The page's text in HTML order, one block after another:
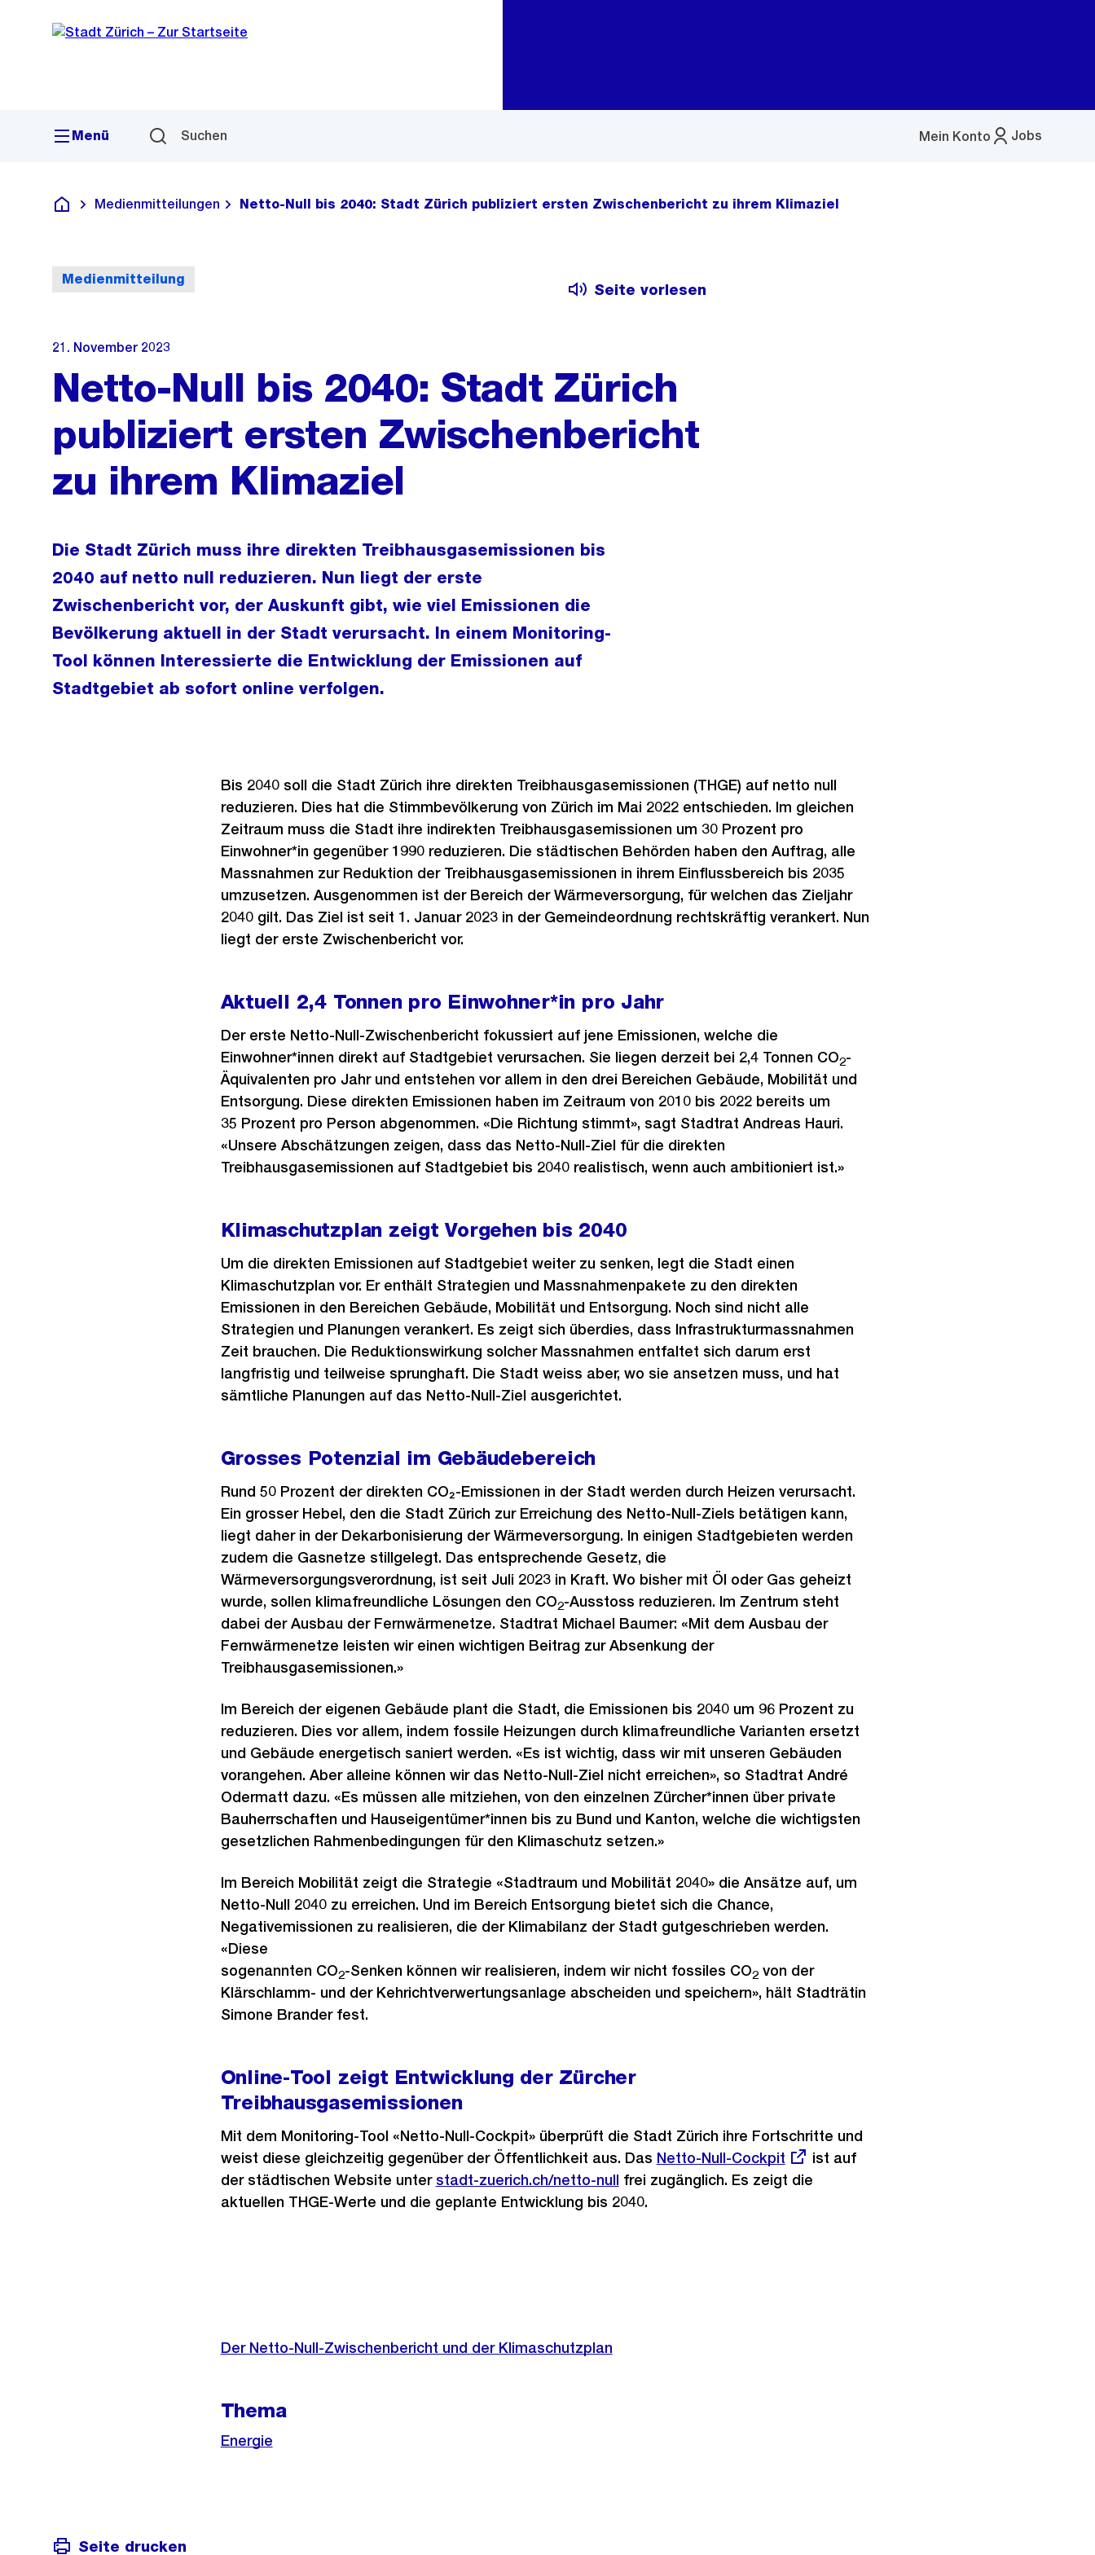
Navigation
Sprunglink
Menü Suchen Jobs
Mein Konto
Menü
Deutsch
Medienmitteilungen Netto-Null bis 2040: Stadt Zürich publiziert ersten Zwischenbericht zu ihrem Klimaziel
Medienmitteilung
Seite vorlesen
21. November 2023
Netto-Null bis 2040: Stadt Zürich
publiziert ersten Zwischenbericht
zu ihrem Klimaziel
Die Stadt Zürich muss ihre direkten Treibhausgasemissionen bis
2040 auf netto null reduzieren. Nun liegt der erste
Zwischenbericht vor, der Auskunft gibt, wie viel Emissionen die
Bevölkerung aktuell in der Stadt verursacht. In einem Monitoring-
Tool können Interessierte die Entwicklung der Emissionen auf
Stadtgebiet ab sofort online verfolgen.
Bis 2040 soll die Stadt Zürich ihre direkten Treibhausgasemissionen (THGE) auf netto null
reduzieren. Dies hat die Stimmbevölkerung von Zürich im Mai 2022 entschieden. Im gleichen
Zeitraum muss die Stadt ihre indirekten Treibhausgasemissionen um 30 Prozent pro
Einwohner*in gegenüber 1990 reduzieren. Die städtischen Behörden haben den Auftrag, alle
Massnahmen zur Reduktion der Treibhausgasemissionen in ihrem Einflussbereich bis 2035
umzusetzen. Ausgenommen ist der Bereich der Wärmeversorgung, für welchen das Zieljahr
2040 gilt. Das Ziel ist seit 1. Januar 2023 in der Gemeindeordnung rechtskräftig verankert. Nun
liegt der erste Zwischenbericht vor.
Aktuell 2,4 Tonnen pro Einwohner*in pro Jahr
Der erste Netto-Null-Zwischenbericht fokussiert auf jene Emissionen, welche die
Einwohner*innen direkt auf Stadtgebiet verursachen. Sie liegen derzeit bei 2,4 Tonnen CO2-
Äquivalenten pro Jahr und entstehen vor allem in den drei Bereichen Gebäude, Mobilität und
Entsorgung. Diese direkten Emissionen haben im Zeitraum von 2010 bis 2022 bereits um
35 Prozent pro Person abgenommen. «Die Richtung stimmt», sagt Stadtrat Andreas Hauri.
«Unsere Abschätzungen zeigen, dass das Netto-Null-Ziel für die direkten
Treibhausgasemissionen auf Stadtgebiet bis 2040 realistisch, wenn auch ambitioniert ist.»
Klimaschutzplan zeigt Vorgehen bis 2040
Um die direkten Emissionen auf Stadtgebiet weiter zu senken, legt die Stadt einen
Klimaschutzplan vor. Er enthält Strategien und Massnahmenpakete zu den direkten
Emissionen in den Bereichen Gebäude, Mobilität und Entsorgung. Noch sind nicht alle
Strategien und Planungen verankert. Es zeigt sich überdies, dass Infrastrukturmassnahmen
Zeit brauchen. Die Reduktionswirkung solcher Massnahmen entfaltet sich darum erst
langfristig und teilweise sprunghaft. Die Stadt weiss aber, wo sie ansetzen muss, und hat
sämtliche Planungen auf das Netto-Null-Ziel ausgerichtet.
Grosses Potenzial im Gebäudebereich
Rund 50 Prozent der direkten CO₂-Emissionen in der Stadt werden durch Heizen verursacht.
Ein grosser Hebel, den die Stadt Zürich zur Erreichung des Netto-Null-Ziels betätigen kann,
liegt daher in der Dekarbonisierung der Wärmeversorgung. In einigen Stadtgebieten werden
zudem die Gasnetze stillgelegt. Das entsprechende Gesetz, die
Wärmeversorgungsverordnung, ist seit Juli 2023 in Kraft. Wo bisher mit Öl oder Gas geheizt
wurde, sollen klimafreundliche Lösungen den CO2-Ausstoss reduzieren. Im Zentrum steht
dabei der Ausbau der Fernwärmenetze. Stadtrat Michael Baumer: «Mit dem Ausbau der
Fernwärmenetze leisten wir einen wichtigen Beitrag zur Absenkung der
Treibhausgasemissionen.»
Im Bereich der eigenen Gebäude plant die Stadt, die Emissionen bis 2040 um 96 Prozent zu
reduzieren. Dies vor allem, indem fossile Heizungen durch klimafreundliche Varianten ersetzt
und Gebäude energetisch saniert werden. «Es ist wichtig, dass wir mit unseren Gebäuden
vorangehen. Aber alleine können wir das Netto-Null-Ziel nicht erreichen», so Stadtrat André
Odermatt dazu. «Es müssen alle mitziehen, von den einzelnen Zürcher*innen über private
Bauherrschaften und Hauseigentümer*innen bis zu Bund und Kanton, welche die wichtigsten
gesetzlichen Rahmenbedingungen für den Klimaschutz setzen.»
Im Bereich Mobilität zeigt die Strategie «Stadtraum und Mobilität 2040» die Ansätze auf, um
Netto-Null 2040 zu erreichen. Und im Bereich Entsorgung bietet sich die Chance,
Negativemissionen zu realisieren, die der Klimabilanz der Stadt gutgeschrieben werden.
«Diese
sogenannten CO2-Senken können wir realisieren, indem wir nicht fossiles CO2von der
Klärschlamm- und der Kehrichtverwertungsanlage abscheiden und speichern», hält Stadträtin
Simone Brander fest.
Online-Tool zeigt Entwicklung der Zürcher
Treibhausgasemissionen
Mit dem Monitoring-Tool «Netto-Null-Cockpit» überprüft die Stadt Zürich ihre Fortschritte und
weist diese gleichzeitig gegenüber der Öffentlichkeit aus. Das Externer
Link:
Netto-Null-Cockpit
ist auf
der städtischen Website unter stadt-zuerich.ch/netto-null frei zugänglich. Es zeigt die
aktuellen THGE-Werte und die geplante Entwicklung bis 2040.
Der Netto-Null-Zwischenbericht und der Klimaschutzplan
Thema
Energie
Seite drucken